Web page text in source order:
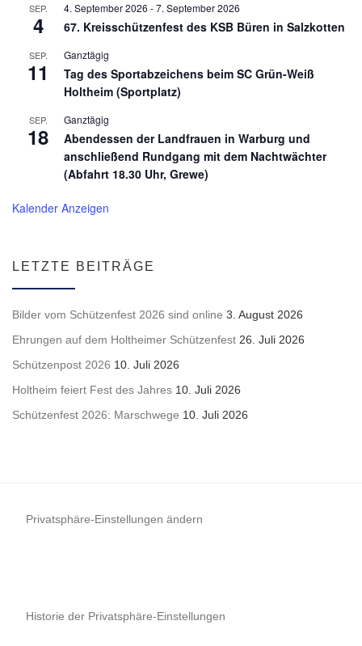
SEP.
4
4. September 2026 -7. September 2026
67. Kreisschützenfest des KSB Büren in Salzkotten
SEP.
11
Ganztägig
Tag des Sportabzeichens beim SC Grün-Weiß
Holtheim (Sportplatz)
SEP.
18
Ganztägig
Abendessen der Landfrauen in Warburg und
anschließend Rundgang mit dem Nachtwächter
(Abfahrt 18.30 Uhr, Grewe)
Kalender Anzeigen
LETZTE BEITRÄGE
Bilder vom Schützenfest 2026 sind online 3. August 2026
Ehrungen auf dem Holtheimer Schützenfest 26. Juli 2026
Schützenpost 2026 10. Juli 2026
Holtheim feiert Fest des Jahres 10. Juli 2026
Schützenfest 2026: Marschwege 10. Juli 2026
Privatsphäre-Einstellungen ändern
Historie der Privatsphäre-Einstellungen